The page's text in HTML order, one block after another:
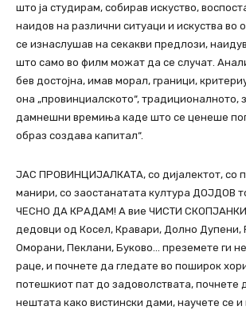
што ја студирам, собирав искуство,
наидов на различни ситуаци и искуства во
се изнаслушав на секакви предлози,
што само во филм можат да се случат.
бев достојна, имав морал, граници,
она „провинциалското“, традиционалното,
дамнешни времиња каде што се ценеше
образ создава капитал“.
ЈАС ПРОВИНЦИЈАЛКАТА, со диjалектот, со
манири, со заостанатата култура ДОЈДОВ
ЧЕСНО ДА КРАДАМ! А вие ЧИСТИ СКОПЈАНКИ
дедовци од Косел, Кравари, Долно Дупени,
Оморани, Пеклани, Буково… преземете ги
раце, и почнете да гледате во поширок
потешкиот пат до задоволствата, почнете
нештата како вистински дами, научете се